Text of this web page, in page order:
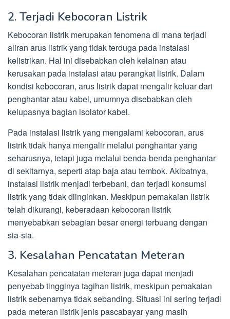
2. Terjadi Kebocoran Listrik
Kebocoran listrik merupakan fenomena di mana terjadi
aliran arus listrik yang tidak terduga pada instalasi
kelistrikan. Hal ini disebabkan oleh kelainan atau
kerusakan pada instalasi atau perangkat listrik. Dalam
kondisi kebocoran, arus listrik dapat mengalir keluar dari
penghantar atau kabel, umumnya disebabkan oleh
kelupasnya bagian isolator kabel.
Pada instalasi listrik yang mengalami kebocoran, arus
listrik tidak hanya mengalir melalui penghantar yang
seharusnya, tetapi juga melalui benda-benda penghantar
di sekitarnya, seperti atap baja atau tembok. Akibatnya,
instalasi listrik menjadi terbebani, dan terjadi konsumsi
listrik yang tidak diinginkan. Meskipun pemakaian listrik
telah dikurangi, keberadaan kebocoran listrik
menyebabkan sebagian besar energi terbuang dengan
sia-sia.
3. Kesalahan Pencatatan Meteran
Kesalahan pencatatan meteran juga dapat menjadi
penyebab tingginya tagihan listrik, meskipun pemakaian
listrik sebenarnya tidak sebanding. Situasi ini sering terjadi
pada meteran listrik jenis pascabayar yang masih